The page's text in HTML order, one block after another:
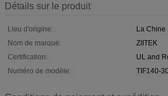
Détails sur le produit
Lieu d'origine:
La Chine
Nom de marque:
ZIITEK
Certification:
UL and
Numéro de modèle:
TIF140-